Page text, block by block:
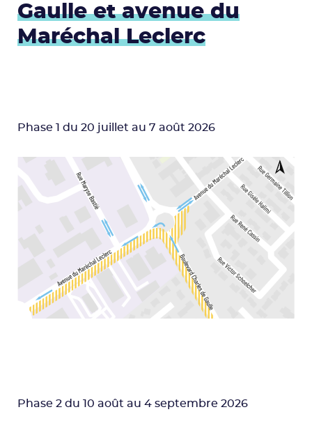
Gaulle et avenue du
Maréchal Leclerc
Phase 1 du 20 juillet au 7 août 2026
Phase 2 du 10 août au 4 septembre 2026